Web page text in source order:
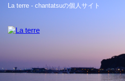
La terre - chantatsuの個人サイト